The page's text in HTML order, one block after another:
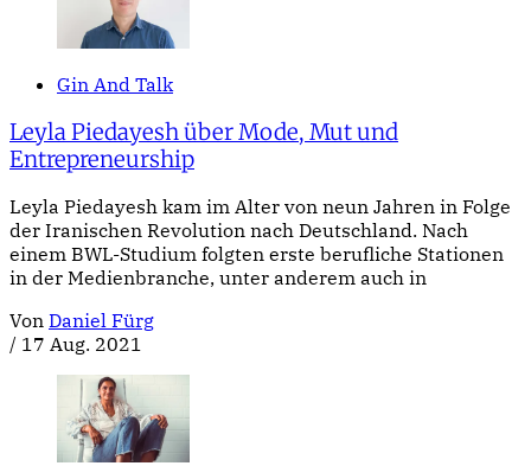
Gin And Talk
Leyla Piedayesh über Mode, Mut und
Entrepreneurship
Leyla Piedayesh kam im Alter von neun Jahren in Folge
der Iranischen Revolution nach Deutschland. Nach
einem BWL-Studium folgten erste berufliche Stationen
in der Medienbranche, unter anderem auch in
Von Daniel Fürg
/ 17 Aug. 2021